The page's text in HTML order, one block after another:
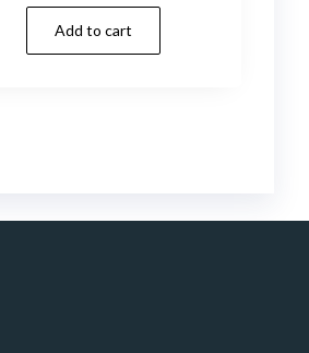
Add to cart